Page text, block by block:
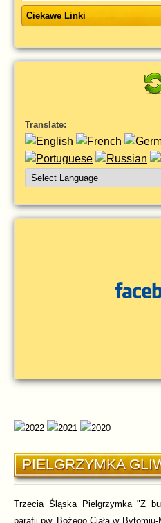
Ciekawe Linki
Translate:
PIELGRZYMKA
Trzecia Śląska Pielgrzymka "Z
parafii pw. Bożego Ciała w